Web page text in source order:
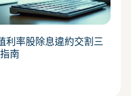
利率股除息違約交割三
南